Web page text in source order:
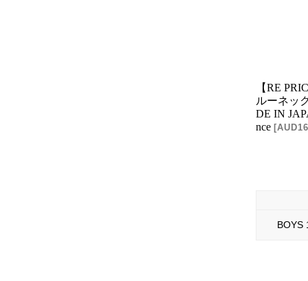
【RE
ルーネッ
DE IN
nce [
BOYS